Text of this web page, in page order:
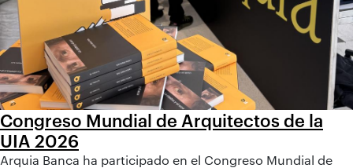
Congreso Mundial de Arquitectos de la
UIA 2026
Arquia Banca ha participado en el Congreso Mundial de